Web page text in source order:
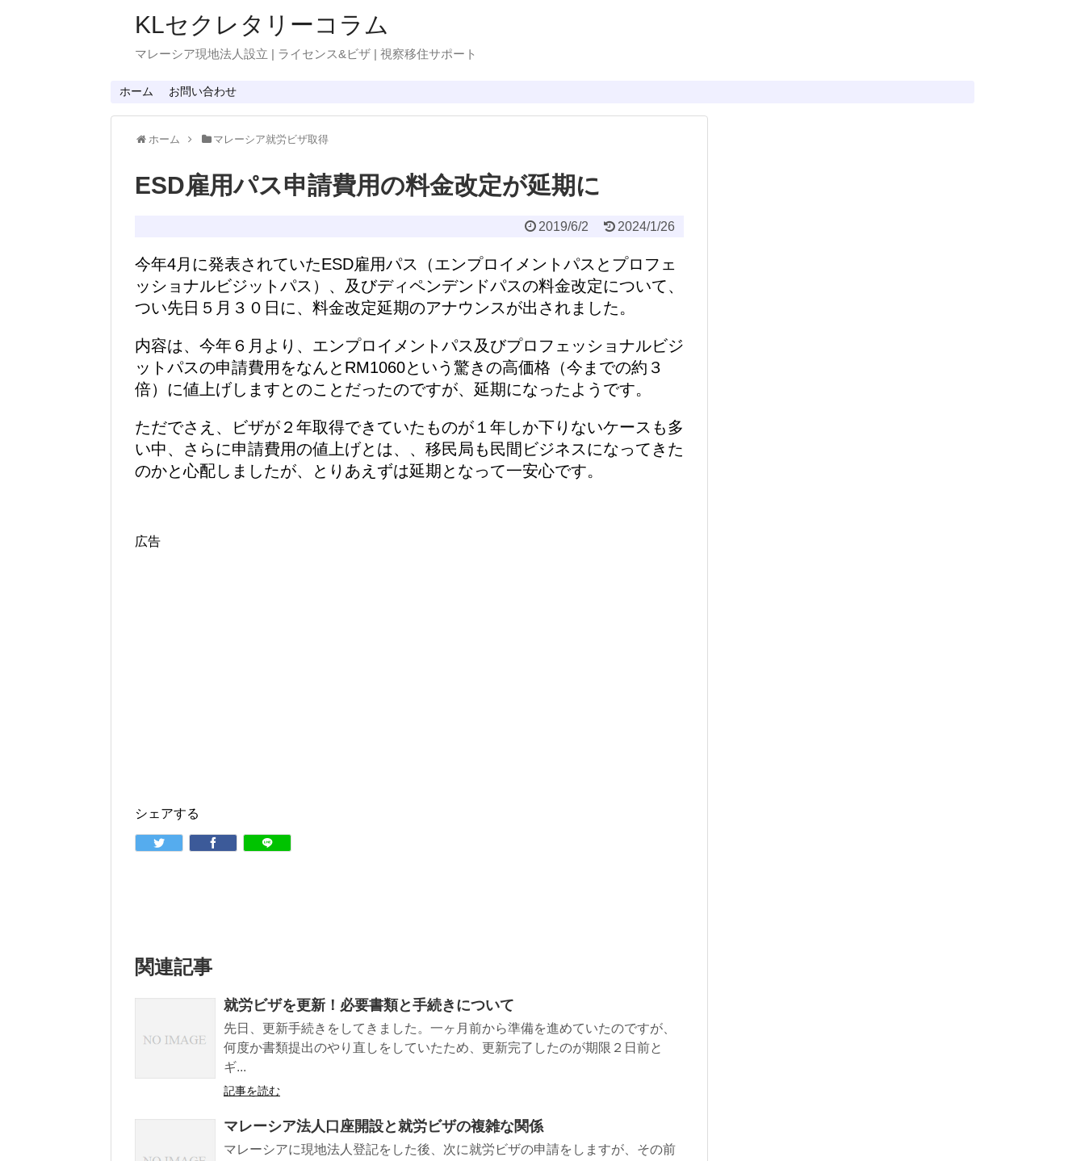
KLセクレタリーコラム
マレーシア現地法人設立 | ライセンス&ビザ | 視察移住サポート
ホーム お問い合わせ
ホーム マレーシア就労ビザ取得
ESD雇用パス申請費用の料金改定が延期に
2019/6/2 2024/1/26
今年4月に発表されていたESD雇用パス（エンプロイメントパスとプロフェ
ッショナルビジットパス）、及びディペンデンドパスの料金改定について、
つい先日５月３０日に、料金改定延期のアナウンスが出されました。
内容は、今年６月より、エンプロイメントパス及びプロフェッショナルビジ
ットパスの申請費用をなんとRM1060という驚きの高価格（今までの約３
倍）に値上げしますとのことだったのですが、延期になったようです。
ただでさえ、ビザが２年取得できていたものが１年しか下りないケースも多
い中、さらに申請費用の値上げとは、、移民局も民間ビジネスになってきた
のかと心配しましたが、とりあえずは延期となって一安心です。
広告
シェアする
関連記事
就労ビザを更新！必要書類と手続きについて
先日、更新手続きをしてきました。一ヶ月前から準備を進めていたのですが、
何度か書類提出のやり直しをしていたため、更新完了したのが期限２日前と
ギ...
記事を読む
マレーシア法人口座開設と就労ビザの複雑な関係
マレーシアに現地法人登記をした後、次に就労ビザの申請をしますが、その前